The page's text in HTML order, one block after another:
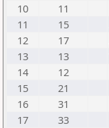
10
11
11
15
12
17
13
13
14
12
15
21
16
31
17
33